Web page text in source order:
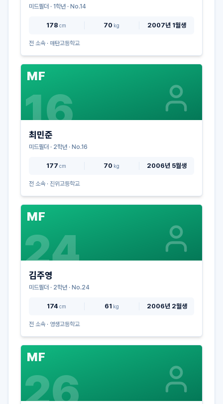
미드필더 · 1학년 · No.14
178 cm 70 kg 2007년 1월생
전 소속 · 매탄고등학교
MF
16
최민준
미드필더 · 2학년 · No.16
177 cm 70 kg 2006년 5월생
전 소속 · 진위고등학교
MF
24
김주영
미드필더 · 2학년 · No.24
174 cm 61 kg 2006년 2월생
전 소속 · 영생고등학교
MF
26